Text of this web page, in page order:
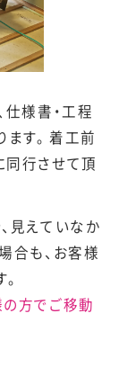
仕様書・工程
す。 着工前
行させて頂
見えていなか
合も、お客様
方でご移動